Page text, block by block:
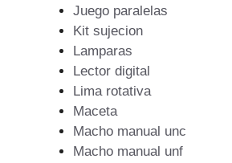
Juego paralelas
Kit sujecion
Lamparas
Lector digital
Lima rotativa
Maceta
Macho manual unc
Macho manual unf